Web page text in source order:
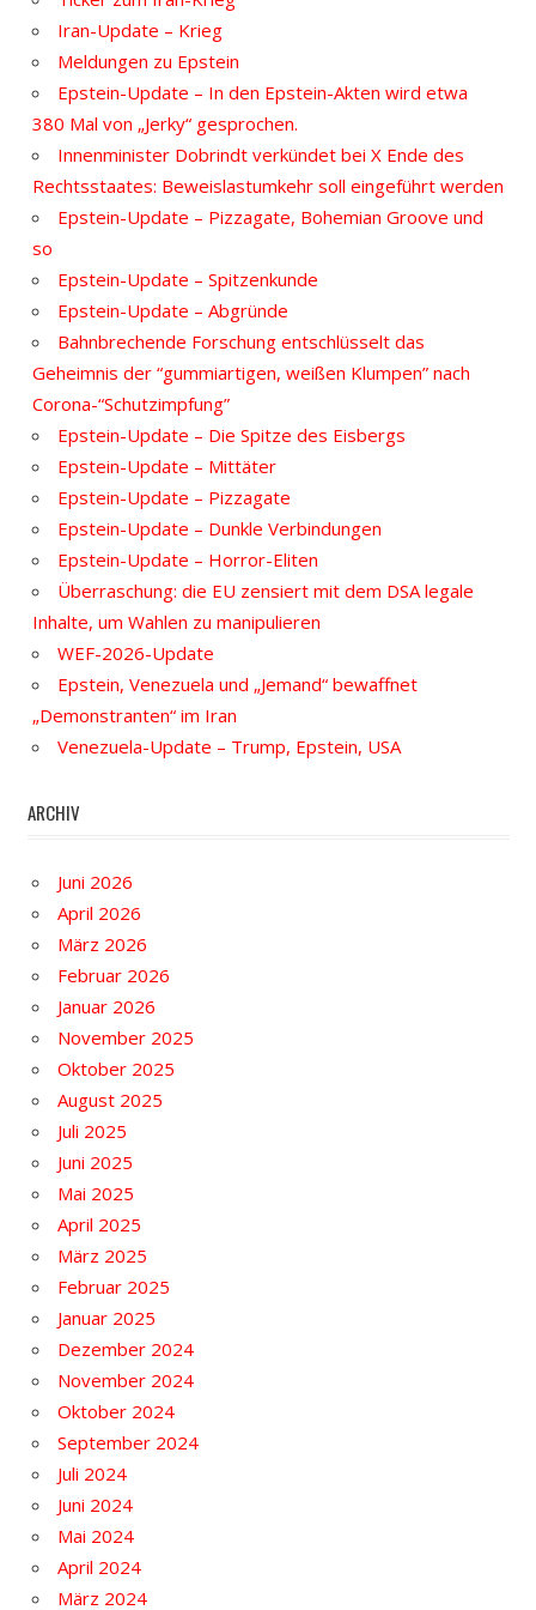
Iran-Update – Krieg
Meldungen zu Epstein
Epstein-Update – In den Epstein-Akten wird etwa
380 Mal von „Jerky“ gesprochen.
Innenminister Dobrindt verkündet bei X Ende des
Rechtsstaates: Beweislastumkehr soll eingeführt werden
Epstein-Update – Pizzagate, Bohemian Groove und
so
Epstein-Update – Spitzenkunde
Epstein-Update – Abgründe
Bahnbrechende Forschung entschlüsselt das
Geheimnis der “gummiartigen, weißen Klumpen” nach
Corona-“Schutzimpfung”
Epstein-Update – Die Spitze des Eisbergs
Epstein-Update – Mittäter
Epstein-Update – Pizzagate
Epstein-Update – Dunkle Verbindungen
Epstein-Update – Horror-Eliten
Überraschung: die EU zensiert mit dem DSA legale
Inhalte, um Wahlen zu manipulieren
WEF-2026-Update
Epstein, Venezuela und „Jemand“ bewaffnet
„Demonstranten“ im Iran
Venezuela-Update – Trump, Epstein, USA
ARCHIV
Juni 2026
April 2026
März 2026
Februar 2026
Januar 2026
November 2025
Oktober 2025
August 2025
Juli 2025
Juni 2025
Mai 2025
April 2025
März 2025
Februar 2025
Januar 2025
Dezember 2024
November 2024
Oktober 2024
September 2024
Juli 2024
Juni 2024
Mai 2024
April 2024
März 2024